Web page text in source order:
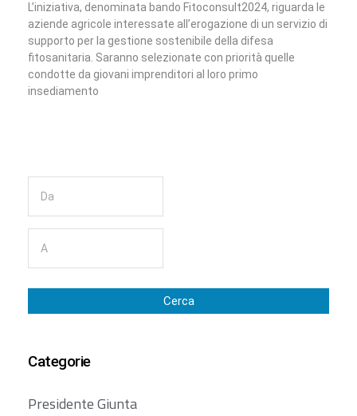
L’iniziativa, denominata bando Fitoconsult2024, riguarda le
aziende agricole interessate all’erogazione di un servizio di
supporto per la gestione sostenibile della difesa
fitosanitaria. Saranno selezionate con priorità quelle
condotte da giovani imprenditori al loro primo
insediamento
Cerca
Categorie
Presidente Giunta